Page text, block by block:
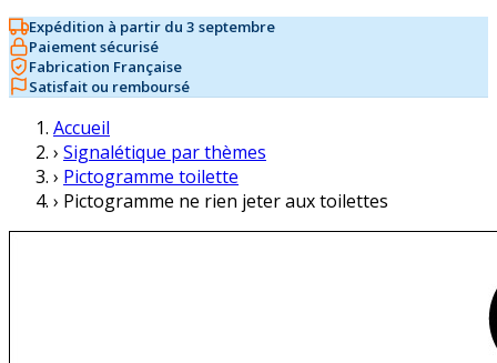
Expédition à partir du 3 septembre
Paiement sécurisé
Fabrication Française
Satisfait ou remboursé
Accueil
› Signalétique par thèmes
› Pictogramme toilette
› Pictogramme ne rien jeter aux toilettes